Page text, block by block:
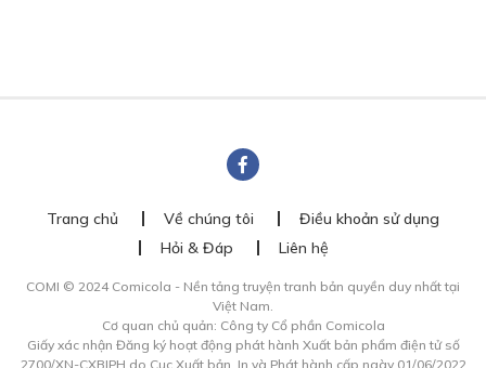
Trang chủ Về chúng tôi
Điều khoản sử dụng
Hỏi & Đáp
Liên hệ
COMI © 2024 Comicola - Nền tảng truyện tranh bản quyền duy nhất tại
Việt Nam.
Cơ quan chủ quản: Công ty Cổ phần Comicola
Giấy xác nhận Đăng ký hoạt động phát hành Xuất bản phẩm điện tử số
2700/XN-CXBIPH do Cục Xuất bản, In và Phát hành cấp ngày 01/06/2022